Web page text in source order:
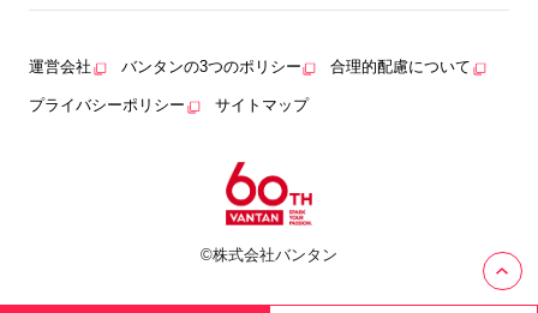
運営会社 バンタンの3つのポリシー 合理的配慮について
プライバシーポリシー サイトマップ
©株式会社バンタン